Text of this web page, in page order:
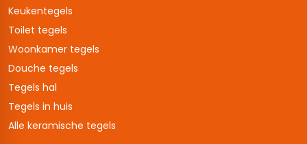
Keukentegels
Toilet tegels
Woonkamer tegels
Douche tegels
Tegels hal
Tegels in huis
Alle keramische tegels